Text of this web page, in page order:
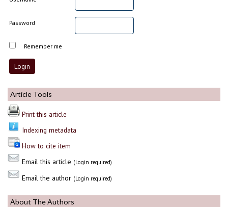
Password
Remember me
Article Tools
Print this article
Indexing metadata
How to cite item
Email this article (Login required)
Email the author (Login required)
About The Authors